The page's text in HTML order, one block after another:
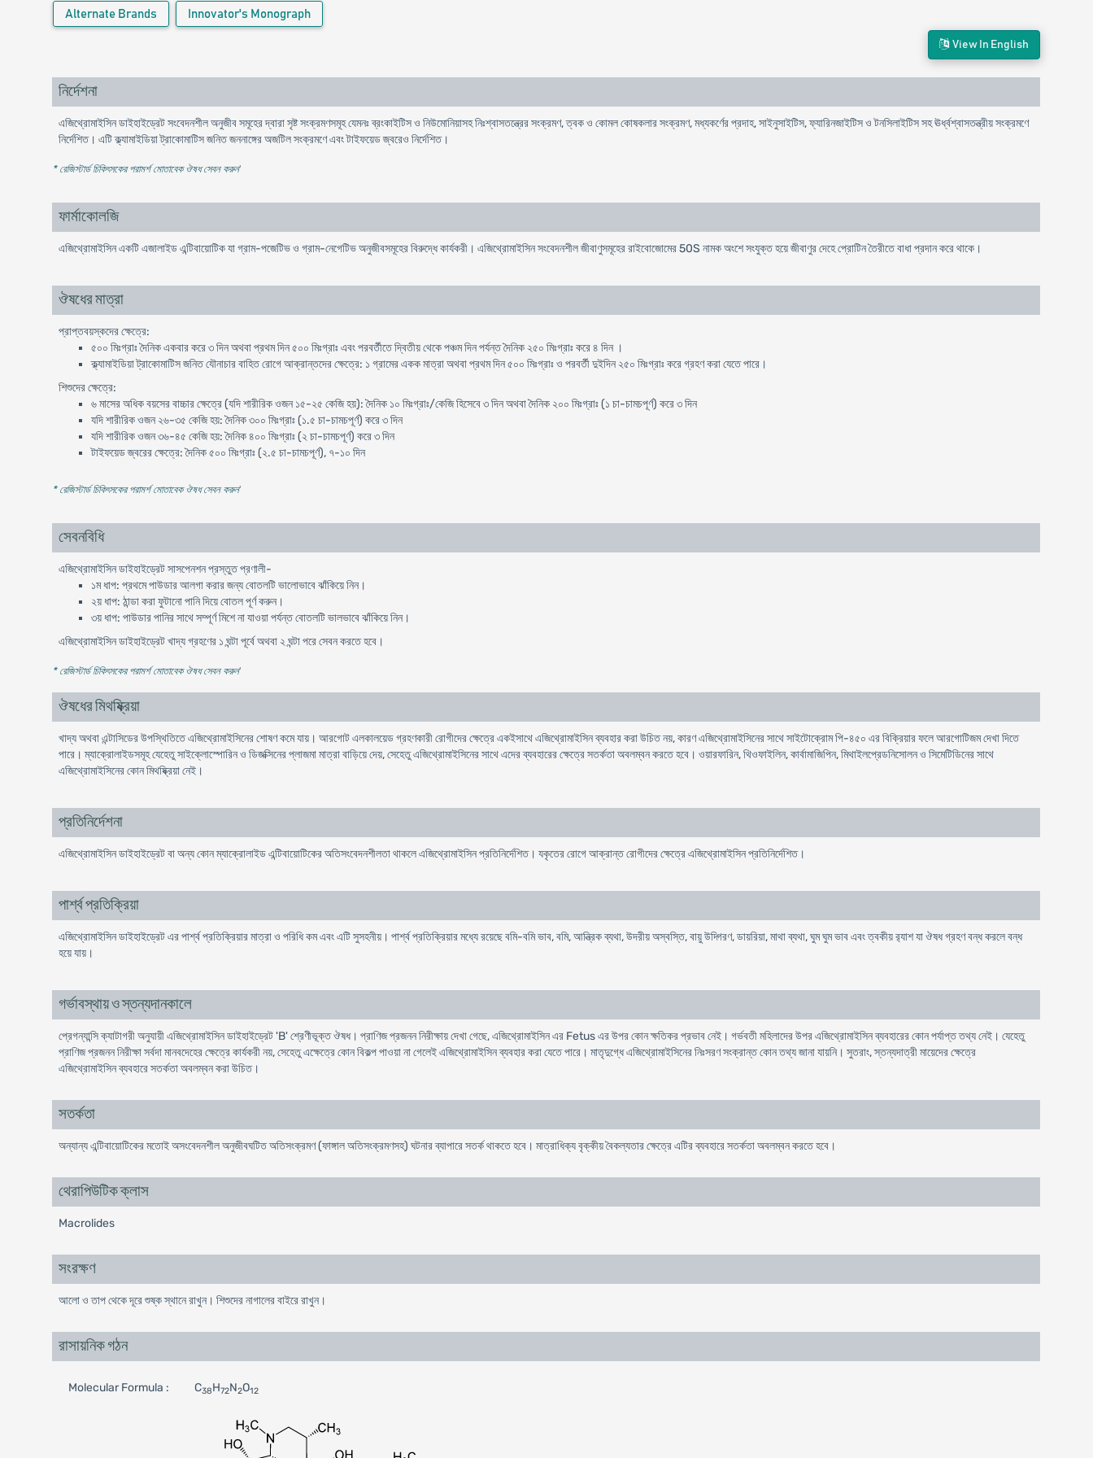
Alternate Brands Innovator's Monograph
View In English
নির্দেশনা
এজিথ্রোমাইসিন ডাইহাইড্রেট সংবেদনশীল অনুজীব সমূহের দ্বারা সৃষ্ট সংক্রমণসমূহ যেমনঃ ব্রংকাইটিস ও নিউমোনিয়াসহ নিঃশ্বাসতন্ত্রের সংক্রমণ, ত্বক ও কোমল কোষকলার সংক্রমণ, মধ্যকর্ণের প্রদাহ, সাইনুসাইটিস, ফ্যারিনজাইটিস ও টনসিলাইটিস সহ ঊর্ধ্বশ্বাসতন্ত্রীয় সংক্রমণে
নির্দেশিত। এটি ক্ল্যামাইডিয়া ট্রাকোমাটিস জনিত জননাঙ্গের অজটিল সংক্রমণে এবং টাইফয়েড জ্বরেও নির্দেশিত।
* রেজিস্টার্ড চিকিৎসকের পরামর্শ মোতাবেক ঔষধ সেবন করুন'
ফার্মাকোলজি
এজিথ্রোমাইসিন একটি এজালাইড এন্টিবায়োটিক যা গ্রাম-পজেটিভ ও গ্রাম-নেগেটিভ অনুজীবসমূহের বিরুদ্ধে কার্যকরী। এজিথ্রোমাইসিন সংবেদনশীল জীবাণুসমূহের রাইবোজোমের 50S নামক অংশে সংযুক্ত হয়ে জীবাণুর দেহে প্রোটিন তৈরীতে বাধা প্রদান করে থাকে।
ঔষধের মাত্রা
প্রাপ্তবয়স্কদের ক্ষেত্রে:
৫০০ মিঃগ্রাঃ দৈনিক একবার করে ৩ দিন অথবা প্রথম দিন ৫০০ মিঃগ্রাঃ এবং পরবর্তীতে দ্বিতীয় থেকে পঞ্চম দিন পর্যন্ত দৈনিক ২৫০ মিঃগ্রাঃ করে ৪ দিন ।
ক্ল্যামাইডিয়া ট্রাকোমাটিস জনিত যৌনাচার বাহিত রোগে আক্রান্তদের ক্ষেত্রে: ১ গ্রামের একক মাত্রা অথবা প্রথম দিন ৫০০ মিঃগ্রাঃ ও পরবর্তী দুইদিন ২৫০ মিঃগ্রাঃ করে গ্রহণ করা যেতে পারে।
শিশুদের ক্ষেত্রে:
৬ মাসের অধিক বয়সের বাচ্চার ক্ষেত্রে (যদি শারীরিক ওজন ১৫-২৫ কেজি হয়): দৈনিক ১০ মিঃগ্রাঃ/কেজি হিসেবে ৩ দিন অথবা দৈনিক ২০০ মিঃগ্রাঃ (১ চা-চামচপূর্ণ) করে ৩ দিন
যদি শারীরিক ওজন ২৬-৩৫ কেজি হয়: দৈনিক ৩০০ মিঃগ্রাঃ (১.৫ চা-চামচপূর্ণ) করে ৩ দিন
যদি শারীরিক ওজন ৩৬-৪৫ কেজি হয়: দৈনিক ৪০০ মিঃগ্রাঃ (২ চা-চামচপূর্ণ) করে ৩ দিন
টাইফয়েড জ্বরের ক্ষেত্রে: দৈনিক ৫০০ মিঃগ্রাঃ (২.৫ চা-চামচপূর্ণ), ৭-১০ দিন
* রেজিস্টার্ড চিকিৎসকের পরামর্শ মোতাবেক ঔষধ সেবন করুন'
সেবনবিধি
এজিথ্রোমাইসিন ডাইহাইড্রেট সাসপেনশন প্রস্তুত প্রণালী-
১ম ধাপ: প্রথমে পাউডার আলগা করার জন্য বোতলটি ভালোভাবে ঝাঁকিয়ে নিন।
২য় ধাপ: ঠান্ডা করা ফুটানো পানি দিয়ে বোতল পূর্ণ করুন।
৩য় ধাপ: পাউডার পানির সাথে সম্পূর্ণ মিশে না যাওয়া পর্যন্ত বোতলটি ভালভাবে ঝাঁকিয়ে নিন।
এজিথ্রোমাইসিন ডাইহাইড্রেট খাদ্য গ্রহণের ১ ঘন্টা পূর্বে অথবা ২ ঘন্টা পরে সেবন করতে হবে।
* রেজিস্টার্ড চিকিৎসকের পরামর্শ মোতাবেক ঔষধ সেবন করুন'
ঔষধের মিথষ্ক্রিয়া
খাদ্য অথবা এন্টাসিডের উপস্থিতিতে এজিথ্রোমাইসিনের শোষণ কমে যায়। আরগোট এলকালয়েড গ্রহণকারী রোগীদের ক্ষেত্রে একইসাথে এজিথ্রোমাইসিন ব্যবহার করা উচিত নয়, কারণ এজিথ্রোমাইসিনের সাথে সাইটোক্রোম পি-৪৫০ এর বিক্রিয়ার ফলে আরগোটিজম দেখা দিতে
পারে। ম্যাক্রোলাইডসমূহ যেহেতু সাইক্লোস্পোরিন ও ডিজক্সিনের প্লাজমা মাত্রা বাড়িয়ে দেয়, সেহেতু এজিথ্রোমাইসিনের সাথে এদের ব্যবহারের ক্ষেত্রে সতর্কতা অবলম্বন করতে হবে। ওয়ারফারিন, থিওফাইলিন, কার্বামাজিপিন, মিথাইলপ্রেডনিসোলন ও সিমেটিডিনের সাথে
এজিথ্রোমাইসিনের কোন মিথষ্ক্রিয়া নেই।
প্রতিনির্দেশনা
এজিথ্রোমাইসিন ডাইহাইড্রেট বা অন্য কোন ম্যাক্রোলাইড এন্টিবায়োটিকের অতিসংবেদনশীলতা থাকলে এজিথ্রোমাইসিন প্রতিনির্দেশিত। যকৃতের রোগে আক্রান্ত রোগীদের ক্ষেত্রে এজিথ্রোমাইসিন প্রতিনির্দেশিত।
পার্শ্ব প্রতিক্রিয়া
এজিথ্রোমাইসিন ডাইহাইড্রেট এর পার্শ্ব প্রতিক্রিয়ার মাত্রা ও পরিধি কম এবং এটি সুসহনীয়। পার্শ্ব প্রতিক্রিয়ার মধ্যে রয়েছে বমি-বমি ভাব, বমি, আন্ত্রিক ব্যথা, উদরীয় অস্বস্তি, বায়ু উদ্গিরণ, ডায়রিয়া, মাথা ব্যথা, ঘুম ঘুম ভাব এবং ত্বকীয় র‌্যাশ যা ঔষধ গ্রহণ বন্ধ করলে বন্ধ
হয়ে যায়।
গর্ভাবস্থায় ও স্তন্যদানকালে
প্রেগন্যান্সি ক্যাটাগরী অনুযায়ী এজিথ্রোমাইসিন ডাইহাইড্রেট 'B' শ্রেণীভূক্ত ঔষধ। প্রাণিজ প্রজনন নিরীক্ষায় দেখা গেছে, এজিথ্রোমাইসিন এর Fetus এর উপর কোন ক্ষতিকর প্রভাব নেই। গর্ভবতী মহিলাদের উপর এজিথ্রোমাইসিন ব্যবহারের কোন পর্যাপ্ত তথ্য নেই। যেহেতু
প্রাণিজ প্রজনন নিরীক্ষা সর্বদা মানবদেহের ক্ষেত্রে কার্যকরী নয়, সেহেতু এক্ষেত্রে কোন বিকল্প পাওয়া না গেলেই এজিথ্রোমাইসিন ব্যবহার করা যেতে পারে। মাতৃদুগ্ধে এজিথ্রোমাইসিনের নিঃসরণ সংক্রান্ত কোন তথ্য জানা যায়নি। সুতরাং, স্তন্যদাত্রী মায়েদের ক্ষেত্রে
এজিথ্রোমাইসিন ব্যবহারে সতর্কতা অবলম্বন করা উচিত।
সতর্কতা
অন্যান্য এন্টিবায়োটিকের মতোই অসংবেদনশীল অনুজীবঘটিত অতিসংক্রমণ (ফাঙ্গাল অতিসংক্রমণসহ) ঘটনার ব্যাপারে সতর্ক থাকতে হবে। মাত্রাধিক্য বৃক্কীয় বৈকল্যতার ক্ষেত্রে এটির ব্যবহারে সতর্কতা অবলম্বন করতে হবে।
থেরাপিউটিক ক্লাস
Macrolides
সংরক্ষণ
আলো ও তাপ থেকে দূরে শুষ্ক স্থানে রাখুন। শিশুদের নাগালের বাইরে রাখুন।
রাসায়নিক গঠন
Molecular Formula : C38H72N2O12